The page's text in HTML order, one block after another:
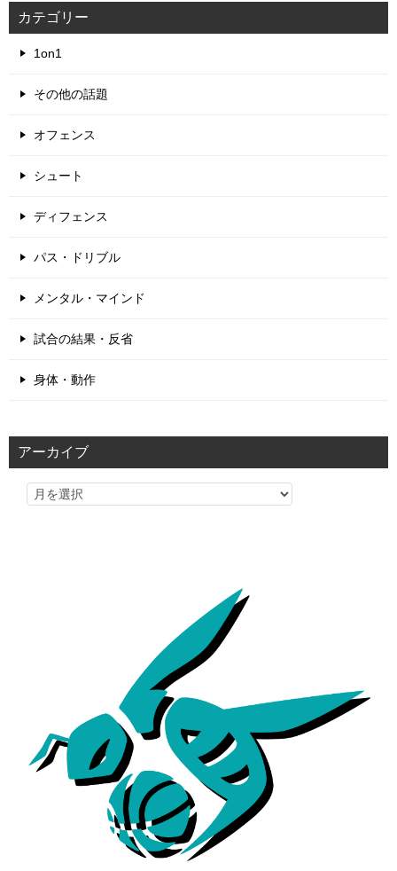
カテゴリー
1on1
その他の話題
オフェンス
シュート
ディフェンス
パス・ドリブル
メンタル・マインド
試合の結果・反省
身体・動作
アーカイブ